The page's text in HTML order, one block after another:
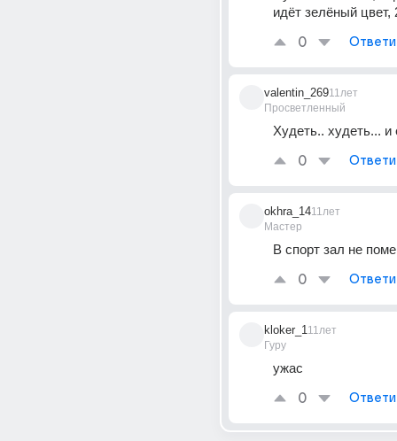
идёт зелёный цвет,
0
valentin_269
Просветленный
11лет
Худеть.. худеть... и
0
okhra_14
Мастер
11лет
В спорт зал не
0
kloker_1
Гуру
11лет
ужас
0